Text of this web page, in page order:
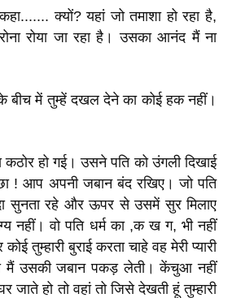
क्यों? यहां जो तमाशा हो रहा है,
रोया जा रहा है। उसका आनंद मैं ना
बीच में तुम्हें दखल देने का कोई हक नहीं।
कठोर हो गई। उसने पति को उंगली दिखाई
! आप अपनी जबान बंद रखिए। जो पति
सुनता रहे और ऊपर से उसमें सुर मिलाए
नहीं। वो पति धर्म का ,क ख ग, भी नहीं
तुम्हारी बुराई करता चाहे वह मेरी प्यारी
मैं उसकी जबान पकड़ लेती। केंचुआ नहीं
जाते हो तो वहां तो जिसे देखती हूं तुम्हारी